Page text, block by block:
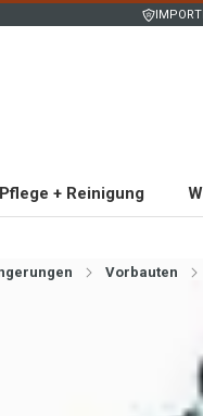
Pflege + Reinigung
Vorbauten